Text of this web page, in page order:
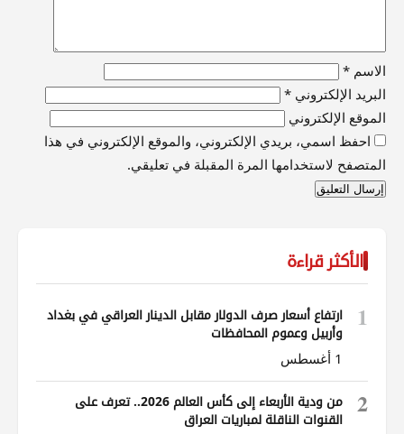
الاسم *
البريد الإلكتروني *
الموقع الإلكتروني
احفظ اسمي، بريدي الإلكتروني، والموقع الإلكتروني في هذا
المتصفح لاستخدامها المرة المقبلة في تعليقي.
الأكثر قراءة
1
ارتفاع أسعار صرف الدولار مقابل الدينار العراقي في بغداد
وأربيل وعموم المحافظات
1 أغسطس
2
من ودية الأربعاء إلى كأس العالم 2026.. تعرف على
القنوات الناقلة لمباريات العراق